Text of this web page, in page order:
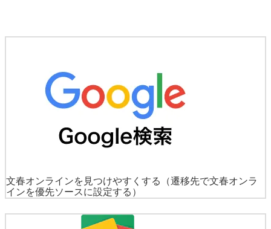
文春オンラインを見つけやすくする
（遷移先で文春オンラ
インを優先ソースに設定する）